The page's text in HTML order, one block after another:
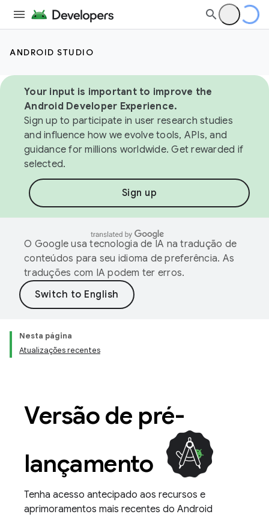
ANDROID STUDIO
Your input is important to improve the
Android Developer Experience.
Sign up to participate in user research studies
and influence how we evolve tools, APIs, and
guidance for millions worldwide. Get rewarded if
selected.
Sign up
O Google usa tecnologia de IA na tradução de
conteúdos para seu idioma de preferência. As
traduções com IA podem ter erros.
Nesta página
Atualizações recentes
Versão de pré-
lançamento
Tenha acesso antecipado aos recursos e
aprimoramentos mais recentes do Android